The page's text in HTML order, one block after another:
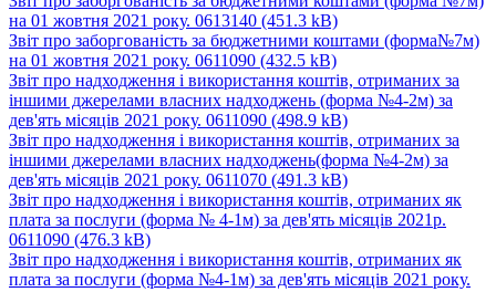
на 01 жовтня 2021 року. 0613140 (451.3 kB)
Звіт про заборгованість за бюджетними коштами (форма№7м)
на 01 жовтня 2021 року. 0611090 (432.5 kB)
Звіт про надходження і використання коштів, отриманих за
іншими джерелами власних надходжень (форма №4-2м) за
дев'ять місяців 2021 року. 0611090 (498.9 kB)
Звіт про надходження і використання коштів, отриманих за
іншими джерелами власних надходжень(форма №4-2м) за
дев'ять місяців 2021 року. 0611070 (491.3 kB)
Звіт про надходження і використання коштів, отриманих як
плата за послуги (форма № 4-1м) за дев'ять місяців 2021р.
0611090 (476.3 kB)
Звіт про надходження і використання коштів, отриманих як
плата за послуги (форма №4-1м) за дев'ять місяців 2021 року.